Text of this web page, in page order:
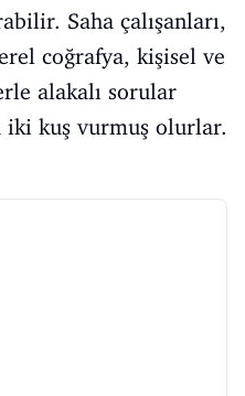
Saha çalışanları,
coğrafya, kişisel ve
alakalı sorular
iki kuş vurmuş olurlar.